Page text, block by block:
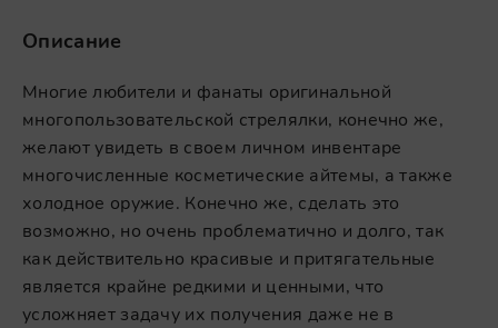
Описание
Многие любители и фанаты оригинальной
многопользовательской стрелялки, конечно же,
желают увидеть в своем личном инвентаре
многочисленные косметические айтемы, а также
холодное оружие. Конечно же, сделать это
возможно, но очень проблематично и долго, так
как действительно красивые и притягательные
является крайне редкими и ценными, что
усложняет задачу их получения даже не в